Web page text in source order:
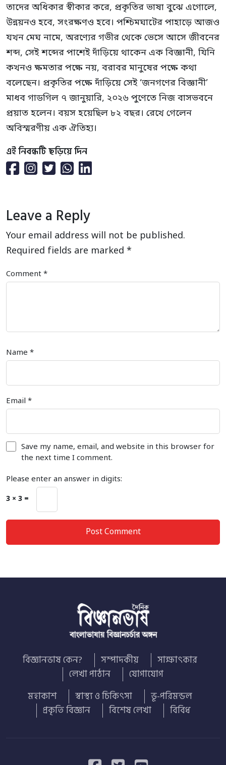
তাদের অধিকার স্বীকার করে, প্রকৃতির ভাষা বুঝে এগোলে,
উন্নয়নও হবে, সংরক্ষণও হবে। পশ্চিমঘাটের পাহাড়ে আজও
যখন মেঘ নামে, অরণ্যের গভীর থেকে ভেসে আসে জীবনের
শব্দ, সেই শব্দের পাশেই দাঁড়িয়ে থাকেন এক বিজ্ঞানী, যিনি
কখনও ক্ষমতার পক্ষে নয়, বরাবর মানুষের পক্ষে কথা
বলেছেন। প্রকৃতির পক্ষে দাঁড়িয়ে সেই ‘জনগণের বিজ্ঞানী’
মাধব গাডগিল ৭ জানুয়ারি, ২০২৬ পুণেতে নিজ বাসভবনে
প্রয়াত হলেন। বয়স হয়েছিল ৮২ বছর। রেখে গেলেন
অবিস্মরণীয় এক ঐতিহ্য।
এই নিবন্ধটি ছড়িয়ে দিন
Leave a Reply
Your email address will not be published.
Required fields are marked *
Comment *
Name *
Email *
Save my name, email, and website in this browser for
the next time I comment.
Please enter an answer in digits:
3 × 3 =
বিজ্ঞানভাষ কেন? সম্পাদকীয়
সাক্ষাৎকার
লেখা পাঠান
যোগাযোগ
মহাকাশ
স্বাস্থ্য ও চিকিৎসা
ভূ-পরিমন্ডল
প্রকৃতি বিজ্ঞান
বিশেষ লেখা বিবিধ